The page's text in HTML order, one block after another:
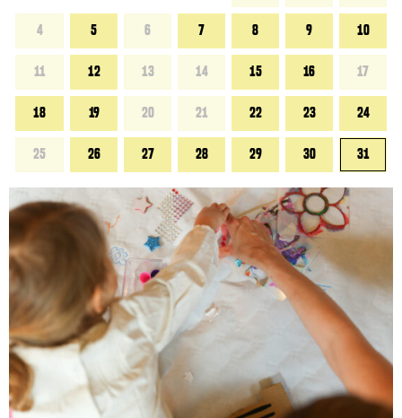
4 5 6 7 8 9 10
11 12 13 14 15 16 17
18 19 20 21 22 23 24
25 26 27 28 29 30 31